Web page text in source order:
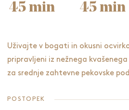
45 min 45 min
Uživajte v bogati in okusni
pripravljeni iz nežnega
za srednje zahtevne pekovske
POSTOPEK